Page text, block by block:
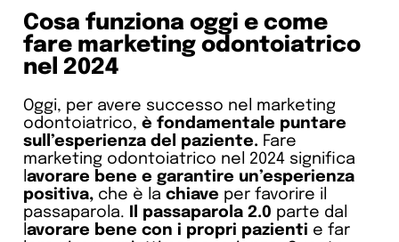
Cosa funziona oggi e come
fare marketing odontoiatrico
nel 2024
Oggi, per avere successo nel marketing
odontoiatrico, è fondamentale puntare
sull’esperienza del paziente. Fare
marketing odontoiatrico nel 2024 significa
avorare bene e garantire un’esperienza
positiva, che è la chiave per favorire il
passaparola.
Il passaparola 2.0 parte dal
avorare bene con i propri pazienti e far